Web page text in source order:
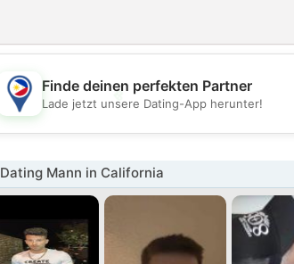
💖
Finde deinen perfekten Partner
Lade jetzt unsere Dating-App herunter!
Dating Mann in California